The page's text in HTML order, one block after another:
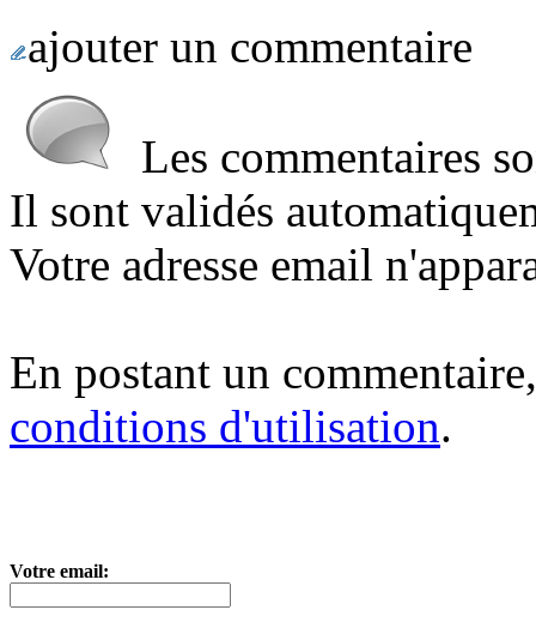
ajouter un commentaire
Les commentaires
Il sont validés
Votre adresse email
En postant un
conditions d'utilisation.
Votre email: